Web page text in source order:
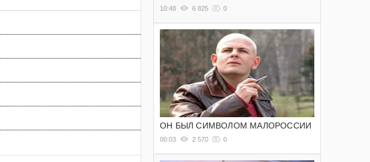
10:48 6 825 0
ОН БЫЛ СИМВОЛОМ МАЛОРОССИИ
00:03 2 570 0